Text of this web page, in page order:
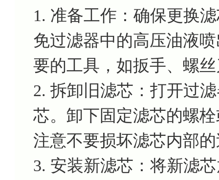
1. 准备工作：确保更换
免过滤器中的高压油液
要的工具，如扳手、螺
2. 拆卸旧滤芯：打开过
芯。卸下固定滤芯的螺
注意不要损坏滤芯内部
3. 安装新滤芯：将新滤